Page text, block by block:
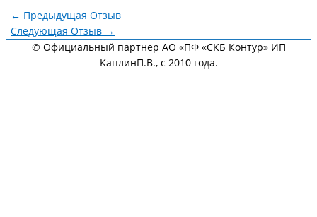
← Предыдущая Отзыв
Следующая Отзыв →
© Официальный партнер АО «ПФ «СКБ Контур» ИП
KaплинП.В., с 2010 года.